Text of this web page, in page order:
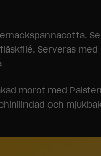
Serveras
morot med
och